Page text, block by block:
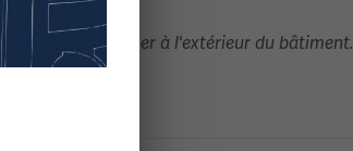
se former à l'extérieur du bâtiment.